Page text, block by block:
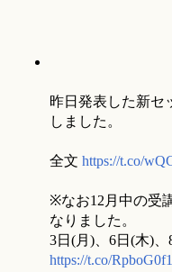
昨日発表した新セ
しました。
全文 https://t.co/
※なお12月中の受
なりました。
3日(月)、6日(木)
https://t.co/